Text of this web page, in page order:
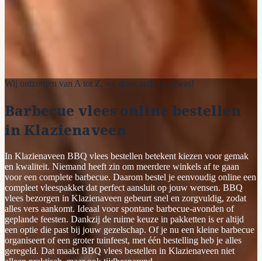
Wij ontzorgen van A tot Z, we doen zelfs de afwas!
Barbecue vlees online bestellen
in Klazienaveen
In Klazienaveen BBQ vlees bestellen betekent kiezen voor gemak
en kwaliteit. Niemand heeft zin om meerdere winkels af te gaan
voor een complete barbecue. Daarom bestel je eenvoudig online een
compleet vleespakket dat perfect aansluit op jouw wensen. BBQ
vlees bezorgen in Klazienaveen gebeurt snel en zorgvuldig, zodat
alles vers aankomt. Ideaal voor spontane barbecue-avonden of
geplande feesten. Dankzij de ruime keuze in pakketten is er altijd
een optie die past bij jouw gezelschap. Of je nu een kleine barbecue
organiseert of een groter tuinfeest, met één bestelling heb je alles
geregeld. Dat maakt BBQ vlees bestellen in Klazienaveen niet